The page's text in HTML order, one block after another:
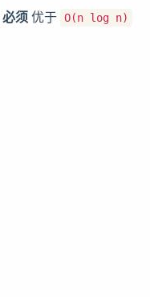
必须优于 O(n log n)